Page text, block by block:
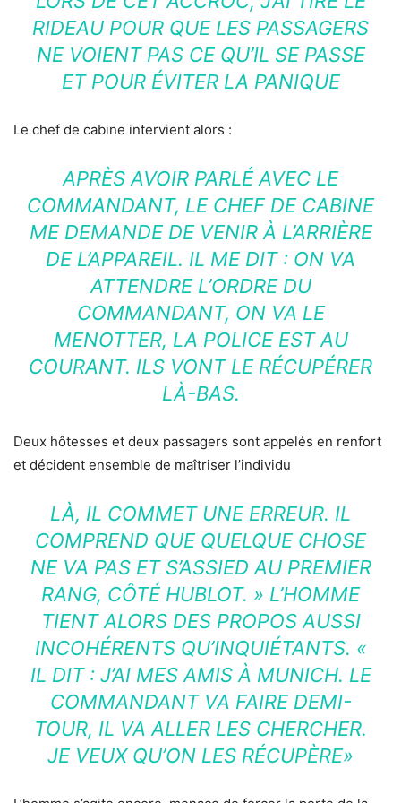
RIDEAU POUR QUE LES PASSAGERS
NE VOIENT PAS CE QU’IL SE PASSE
ET POUR ÉVITER LA PANIQUE
Le chef de cabine intervient alors :
APRÈS AVOIR PARLÉ AVEC LE
COMMANDANT, LE CHEF DE CABINE
ME DEMANDE DE VENIR À L’ARRIÈRE
DE L’APPAREIL. IL ME DIT : ON VA
ATTENDRE L’ORDRE DU
COMMANDANT, ON VA LE
MENOTTER, LA POLICE EST AU
COURANT. ILS VONT LE RÉCUPÉRER
LÀ-BAS.
Deux hôtesses et deux passagers sont appelés en renfort
et décident ensemble de maîtriser l’individu
LÀ, IL COMMET UNE ERREUR. IL
COMPREND QUE QUELQUE CHOSE
NE VA PAS ET S’ASSIED AU PREMIER
RANG, CÔTÉ HUBLOT. » L’HOMME
TIENT ALORS DES PROPOS AUSSI
INCOHÉRENTS QU’INQUIÉTANTS. «
IL DIT : J’AI MES AMIS À MUNICH. LE
COMMANDANT VA FAIRE DEMI-
TOUR, IL VA ALLER LES CHERCHER.
JE VEUX QU’ON LES RÉCUPÈRE»